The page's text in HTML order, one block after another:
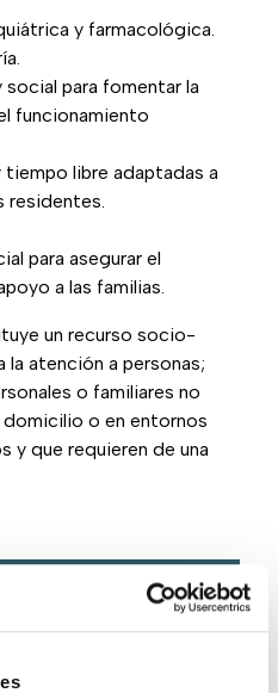
y farmacológica.
para fomentar la
funcionamiento
libre adaptadas a
residentes.
para asegurar el
a las familias.
un recurso socio-
la atención a personas;
o familiares no
domicilio o en entornos
y que requieren de una
de